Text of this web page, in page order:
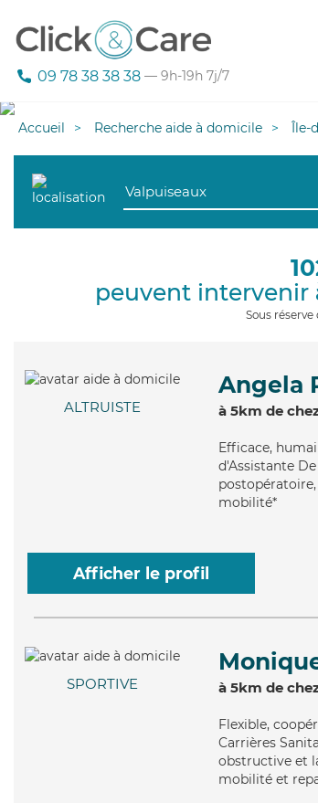
09 78 38 38 38 — 9h-19h 7j/7
Accueil Recherche aide à domicile Île-
peuvent intervenir
Sous
ALTRUISTE
Angela
à 5km de
Efficace,
d'Assistante
mobilité*
Afficher le profil
SPORTIVE à 5km de
Flexible,
Carrières
obstructive et
mobilité et